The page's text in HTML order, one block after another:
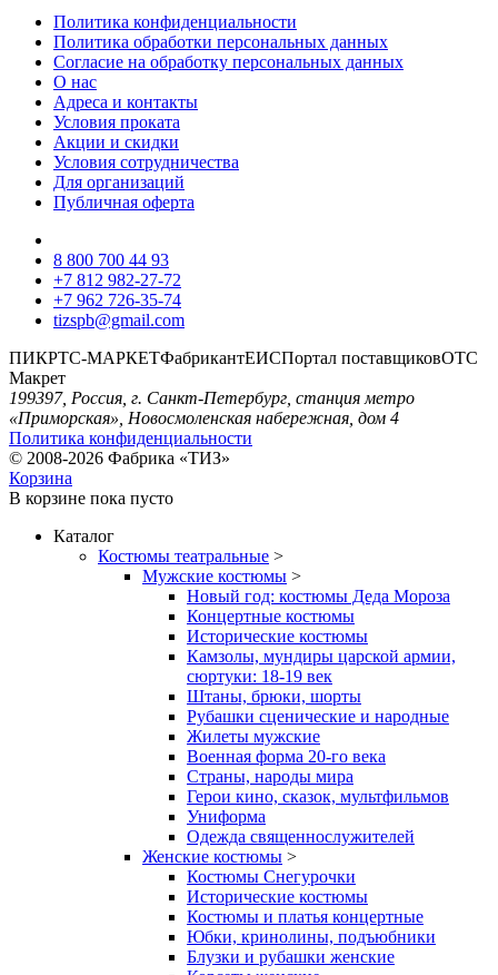
Политика конфиденциальности
Политика обработки персональных данных
Согласие на обработку персональных данных
О нас
Адреса и контакты
Условия проката
Акции и скидки
Условия сотрудничества
Для организаций
Публичная оферта
8 800 700 44 93
+7 812 982-27-72
+7 962 726-35-74
tizspb@gmail.com
ПИКРТС-МАРКЕТФабрикантЕИСПортал поставщиковОТС
Макрет
199397, Россия, г. Санкт-Петербург, станция метро
«Приморская», Новосмоленская набережная, дом 4
Политика конфиденциальности
© 2008-2026 Фабрика «ТИЗ»
Корзина
В корзине пока пусто
Каталог
Костюмы театральные >
Мужские костюмы >
Новый год: костюмы Деда Мороза
Концертные костюмы
Исторические костюмы
Камзолы, мундиры царской армии,
сюртуки: 18-19 век
Штаны, брюки, шорты
Рубашки сценические и народные
Жилеты мужские
Военная форма 20-го века
Страны, народы мира
Герои кино, сказок, мультфильмов
Униформа
Одежда священнослужителей
Женские костюмы >
Костюмы Снегурочки
Исторические костюмы
Костюмы и платья концертные
Юбки, кринолины, подъюбники
Блузки и рубашки женские